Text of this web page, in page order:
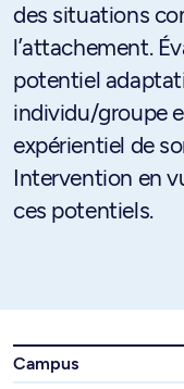
des situations
l’attachement.
potentiel
individu/groupe
expérientiel de
Intervention en
ces potentiels.
Campus